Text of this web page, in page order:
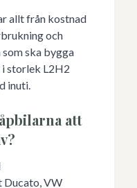
allt från kostnad
och
ska bygga
storlek L2H2
inuti.
att
Ducato, VW